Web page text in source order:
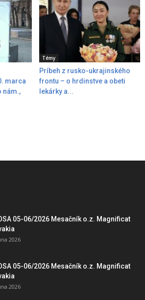
marca
nám.,
Témy
Príbeh z rusko-ukrajinského
frontu – o hrdinstve a obeti
lekárky a...
05-06/2026 Mesačník o.z. Magnificat
2026
05-06/2026 Mesačník o.z. Magnificat
2026